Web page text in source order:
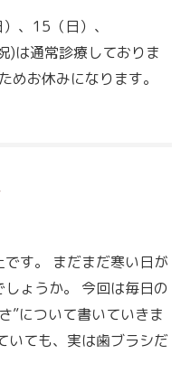
、15（日）、
)は通常診療しておりま
めお休みになります。
す。 まだまだ寒い日が
ょうか。 今回は毎日の
”について書いていきま
いても、実は歯ブラシだ